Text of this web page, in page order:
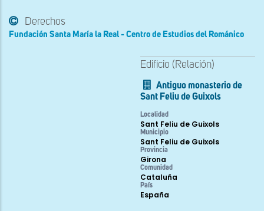
Derechos
Fundación Santa María la Real - Centro de Estudios del Románico
Edificio (Relación)
Antiguo monasterio de
Sant Feliu de Guixols
Localidad
Sant Feliu de Guixols
Municipio
Sant Feliu de Guixols
Provincia
Girona
Comunidad
Cataluña
País
España